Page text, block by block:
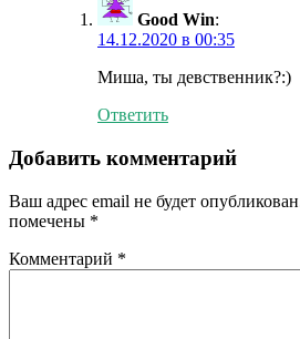
Good Win:
14.12.2020 в 00:35
Миша, ты девственник?:)
Ответить
Добавить комментарий
Ваш адрес email не будет
помечены *
Комментарий *